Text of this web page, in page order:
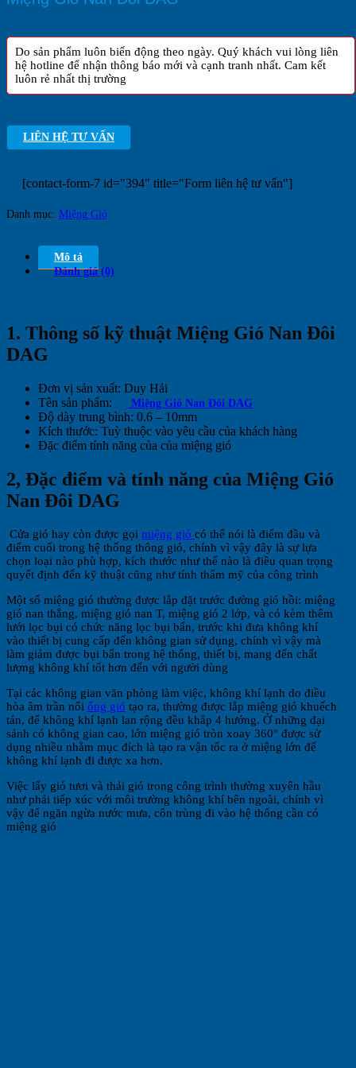
Do sản phẩm luôn biến động theo ngày. Quý khách vui lòng liên
hệ hotline để nhận thông báo mới và cạnh tranh nhất. Cam kết
luôn rẻ nhất thị trường
LIÊN HỆ TƯ VẤN
[contact-form-7 id="394" title="Form liên hệ tư vấn"]
Danh mục: Miệng Gió
Mô tả
Đánh giá (0)
1. Thông số kỹ thuật Miệng Gió Nan Đôi
DAG
Đơn vị sản xuất: Duy Hải
Tên sản phẩm:
Miệng Gió Nan Đôi DAG
Độ dày trung bình: 0.6 – 10mm
Kích thước: Tuỳ thuộc vào yêu cầu của khách hàng
Đặc điểm tính năng của của miệng gió
2, Đặc điểm và tính năng của Miệng Gió
Nan Đôi DAG
Cửa gió hay còn được gọi miệng gió có thể nói là điểm đầu và
điểm cuối trong hệ thống thông gió, chính vì vậy đây là sự lựa
chọn loại nào phù hợp, kích thước như thế nào là điều quan trọng
quyết định đến kỹ thuật cũng như tính thẩm mỹ của công trình
Một số miệng gió thường được lắp đặt trước đường gió hồi: miệng
gió nan thẳng, miệng gió nan T, miệng gió 2 lớp, và có kèm thêm
lưới lọc bụi có chức năng lọc bụi bẩn, trước khi đưa không khí
vào thiết bị cung cấp đến không gian sử dụng, chính vì vậy mà
làm giảm được bụi bẩn trong hệ thống, thiết bị, mang đến chất
lượng không khí tốt hơn đến với người dùng
Tại các không gian văn phòng làm việc, không khí lạnh do điều
hòa âm trần nối ống gió tạo ra, thường được lắp miệng gió khuếch
tán, để không khí lạnh lan rộng đều khắp 4 hướng. Ở những đại
sảnh có không gian cao, lớn miệng gió tròn xoay 360° được sử
dụng nhiều nhằm mục đích là tạo ra vận tốc ra ở miệng lớn để
không khí lạnh đi được xa hơn.
Việc lấy gió tươi và thải gió trong công trình thường xuyên hầu
như phải tiếp xúc với môi trường không khí bên ngoài, chính vì
vậy để ngăn ngừa nước mưa, côn trùng đi vào hệ thống cần có
miệng gió